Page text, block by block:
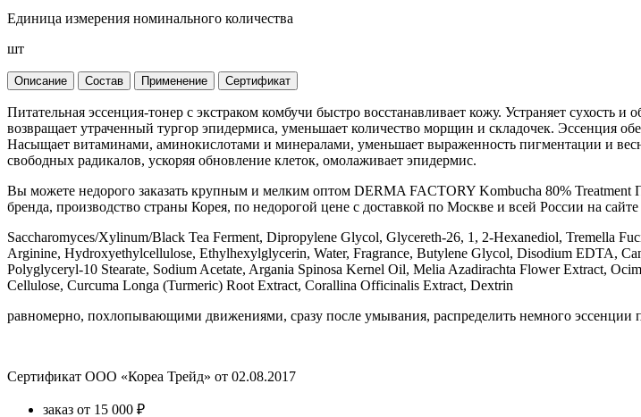
Единица измерения номинального количества
шт
Описание Состав Применение Сертификат
Питательная эссенция-тонер с экстраком комбучи быстро восстанавливает кожу. Устраняет
возвращает утраченный тургор эпидермиса, уменьшает количество морщин и складочек. Эссенция
Насыщает витаминами, аминокислотами и минералами, уменьшает выраженность пигментации и
свободных радикалов, ускоряя обновление клеток, омолаживает эпидермис.
Вы можете недорого заказать крупным и мелким оптом DERMA FACTORY Kombucha 80% Treatment
бренда, производство страны Корея, по недорогой цене с доставкой по Москве и всей России на
Saccharomyces/Xylinum/Black Tea Ferment, Dipropylene Glycol, Glycereth-26, 1, 2-Hexanediol, Tremella
Arginine, Hydroxyethylcellulose, Ethylhexylglycerin, Water, Fragrance, Butylene Glycol, Disodium EDTA,
Polyglyceryl-10 Stearate, Sodium Acetate, Argania Spinosa Kernel Oil, Melia Azadirachta Flower Extract,
Cellulose, Curcuma Longa (Turmeric) Root Extract, Corallina Officinalis Extract, Dextrin
равномерно, похлопывающими движениями, сразу после умывания, распределить немного эссенции
Сертификат ООО «Кореа Трейд» от 02.08.2017
заказ от 15 000 ₽